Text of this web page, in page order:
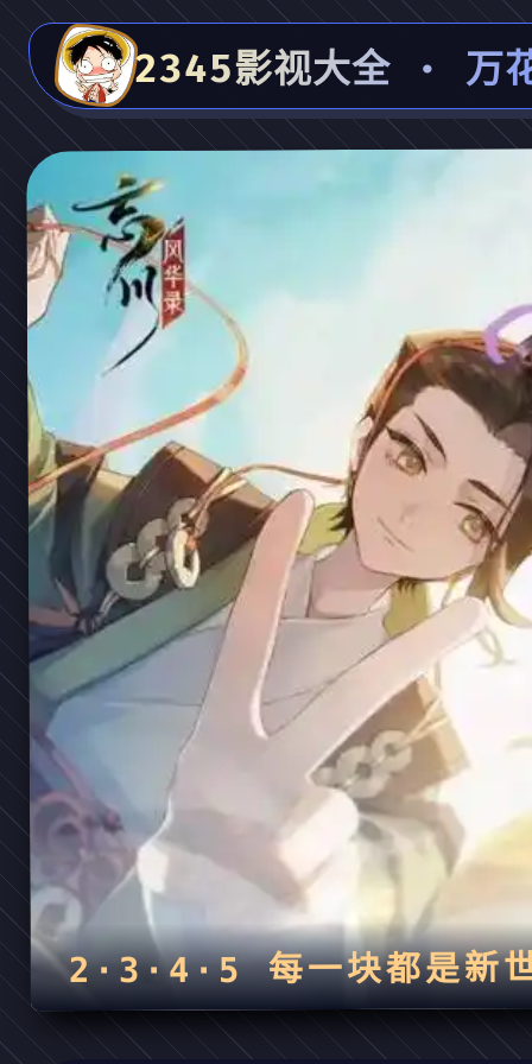
2345影视大全 · 万
2·3·4·5 每一块都是新